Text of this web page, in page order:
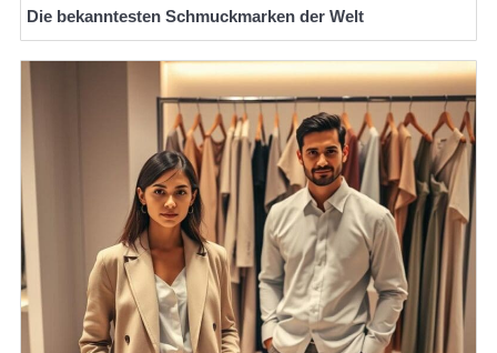
Die bekanntesten Schmuckmarken der Welt